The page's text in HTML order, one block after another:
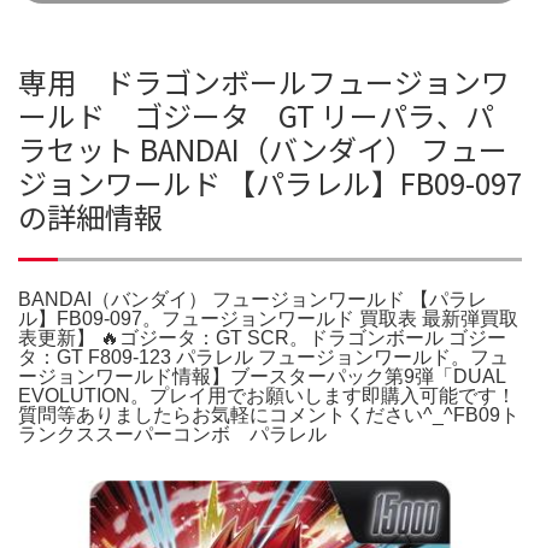
専用 ドラゴンボールフュージョンワ
ールド ゴジータ GT リーパラ、パ
ラセット BANDAI（バンダイ） フュー
ジョンワールド 【パラレル】FB09-097
の詳細情報
BANDAI（バンダイ） フュージョンワールド 【パラレ
ル】FB09-097。フュージョンワールド 買取表 最新弾買取
表更新】 🔥ゴジータ：GT SCR。ドラゴンボール ゴジー
タ：GT F809-123 パラレル フュージョンワールド。フュ
ージョンワールド情報】ブースターパック第9弾「DUAL
EVOLUTION。プレイ用でお願いします即購入可能です！
質問等ありましたらお気軽にコメントください^_^FB09ト
ランクススーパーコンボ パラレル